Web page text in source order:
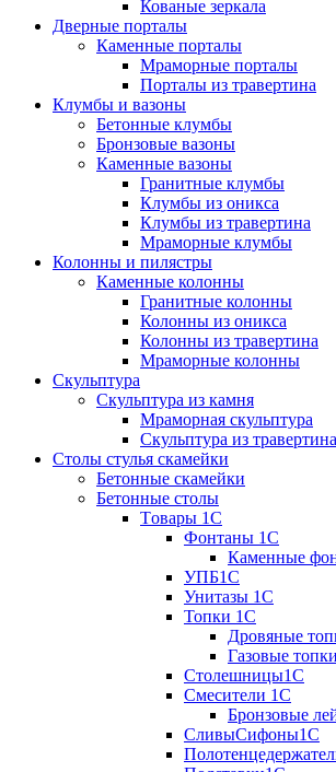
Кованые зеркала
Дверные порталы
Каменные порталы
Мраморные порталы
Порталы из травертина
Клумбы и вазоны
Бетонные клумбы
Бронзовые вазоны
Каменные вазоны
Гранитные клумбы
Клумбы из оникса
Клумбы из травертина
Мраморные клумбы
Колонны и пилястры
Каменные колонны
Гранитные колонны
Колонны из оникса
Колонны из травертина
Мраморные колонны
Скульптура
Скульптура из камня
Мраморная скульптура
Скульптура из травертина
Столы стулья скамейки
Бетонные скамейки
Бетонные столы
Tовары 1C
Фонтаны 1C
Каменные
УПБ1С
Унитазы 1С
Топки 1С
Дровяные
Газовые топки
Столешницы1С
Смесители 1С
Бронзовые
СливыСифоны1С